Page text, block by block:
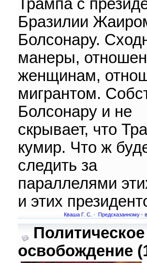
Трампа с
Бразилии
Болсонару.
манеры,
женщинам,
мигрантом.
Болсонару и не
скрывает, что
кумир. Что ж
следить за
параллелями
и этих
Кваша Г. С. · Предсказанному -
Политическое
освобождение